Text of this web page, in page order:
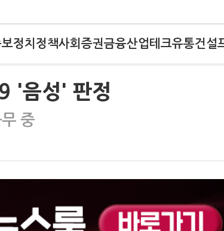
정치 정책사회 증권금융산업테크유통건설
'음성' 판정
중